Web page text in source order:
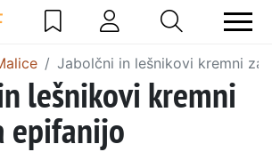
Jabolčni in lešnikovi kremni
lešnikovi kremni
epifanijo